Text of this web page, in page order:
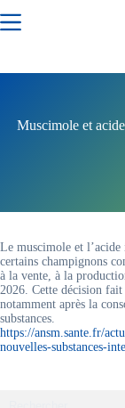
au
Muscimole et
Le muscimole et l’acide
certains champignons
à la vente, à la
2026. Cette décision fait
notamment après la
substances.
https://ansm.sante.fr/
nouvelles-substances-